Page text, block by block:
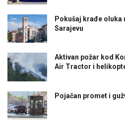
Pokušaj krađe oluka
Sarajevu
Aktivan požar kod
Air Tractor i
Pojačan promet i